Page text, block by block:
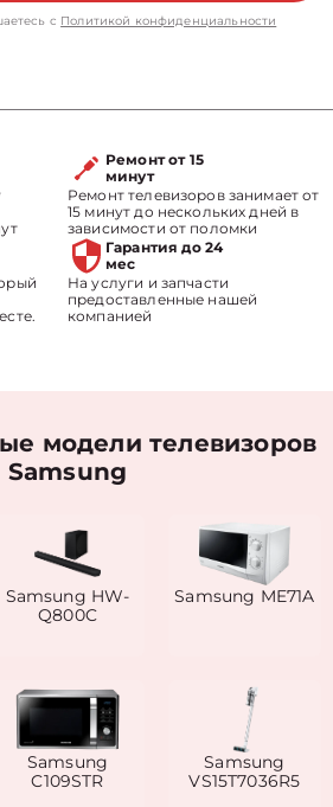
с Политикой конфиденциальности
Ремонт от 15
минут
Ремонт телевизоров занимает от
15 минут до нескольких дней в
зависимости от поломки
Гарантия до 24
мес
На услуги и запчасти
предоставленные нашей
компанией
модели телевизоров
Samsung
Samsung HW-
Q800C
Samsung ME71A
Samsung
C109STR
Samsung
VS15T7036R5